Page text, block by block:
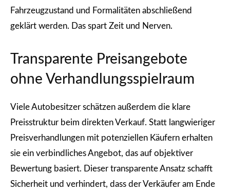
Fahrzeugzustand und Formalitäten abschließend
geklärt werden. Das spart Zeit und Nerven.
Transparente Preisangebote
ohne Verhandlungsspielraum
Viele Autobesitzer schätzen außerdem die klare
Preisstruktur beim direkten Verkauf. Statt langwieriger
Preisverhandlungen mit potenziellen Käufern erhalten
sie ein verbindliches Angebot, das auf objektiver
Bewertung basiert. Dieser transparente Ansatz schafft
Sicherheit und verhindert, dass der Verkäufer am Ende